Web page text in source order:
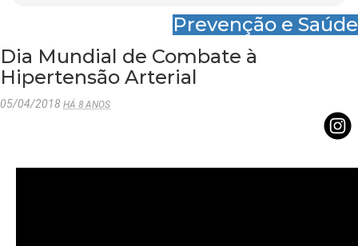
Prevenção e Saúde
Dia Mundial de Combate à
Hipertensão Arterial
05/04/2018 HÁ 8 ANOS